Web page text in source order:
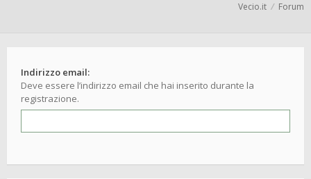
Vecio.it Forum
Indirizzo email:
Deve essere l’indirizzo email che hai inserito durante la
registrazione.